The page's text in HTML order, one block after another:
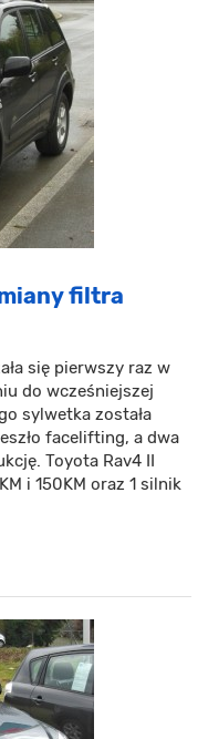
filtra
się pierwszy raz w
do wcześniejszej
sylwetka została
facelifting, a dwa
Toyota Rav4 II
i 150KM oraz 1 silnik